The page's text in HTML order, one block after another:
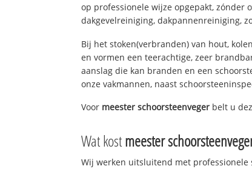
op professionele wijze opgepakt, zónder
dakgevelreiniging, dakpannenreiniging,
Bij het stoken(verbranden) van hout,
en vormen een teerachtige, zeer
aanslag die kan branden en een
onze vakmannen, naast
Voor meester schoorsteenveger belt u
Wat kostmeester
Wij werken uitsluitend met professionele